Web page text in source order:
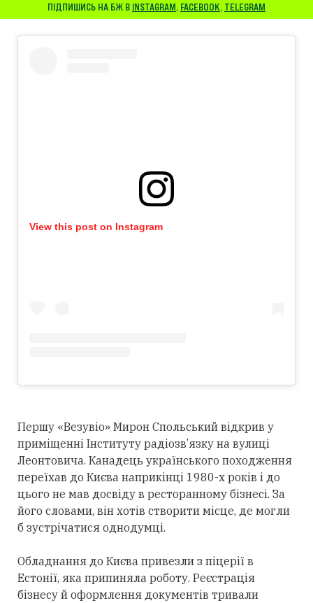
ПІДПИШИСЬ НА БЖ В INSTAGRAM, FACEBOOK, TELEGRAM
View this post on Instagram
Першу «Везувіо» Мирон Спольський відкрив у
приміщенні Інституту радіозв’язку на вулиці
Леонтовича. Канадець українського походження
переїхав до Києва наприкінці 1980-х років і до
цього не мав досвіду в ресторанному бізнесі. За
його словами, він хотів створити місце, де могли
б зустрічатися однодумці.
Обладнання до Києва привезли з піцерії в
Естонії, яка припиняла роботу. Реєстрація
бізнесу й оформлення документів тривали